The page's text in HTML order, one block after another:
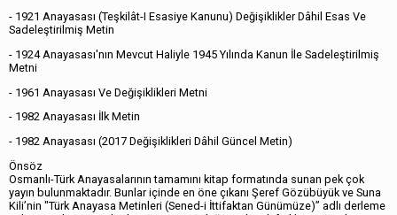
- 1921 Anayasası (Teşkilât-I Esasiye Kanunu) Değişiklikler Dâhil Esas Ve
Sadeleştirilmiş Metin
- 1924 Anayasası'nın Mevcut Haliyle 1945 Yılında Kanun İle Sadeleştirilmiş
Metni
- 1961 Anayasası Ve Değişiklikleri Metni
- 1982 Anayasası İlk Metin
- 1982 Anayasası (2017 Değişiklikleri Dâhil Güncel Metin)​
Önsöz
Osmanlı-Türk Anayasalarının tamamını kitap formatında sunan pek çok
yayın bulunmaktadır. Bunlar içinde en öne çıkanı Şeref Gözübüyük ve Suna
Kili’nin "Türk Anayasa Metinleri (Sened-i İttifaktan Günümüze)” adlı derleme